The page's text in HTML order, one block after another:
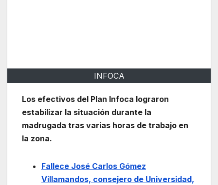
INFOCA
Los efectivos del Plan Infoca lograron
estabilizar la situación durante la
madrugada tras varias horas de trabajo en
la zona.
Fallece José Carlos Gómez
Villamandos, consejero de Universidad,